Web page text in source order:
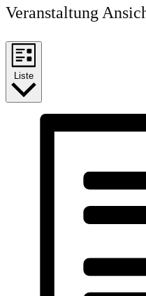
Veranstaltung
Liste